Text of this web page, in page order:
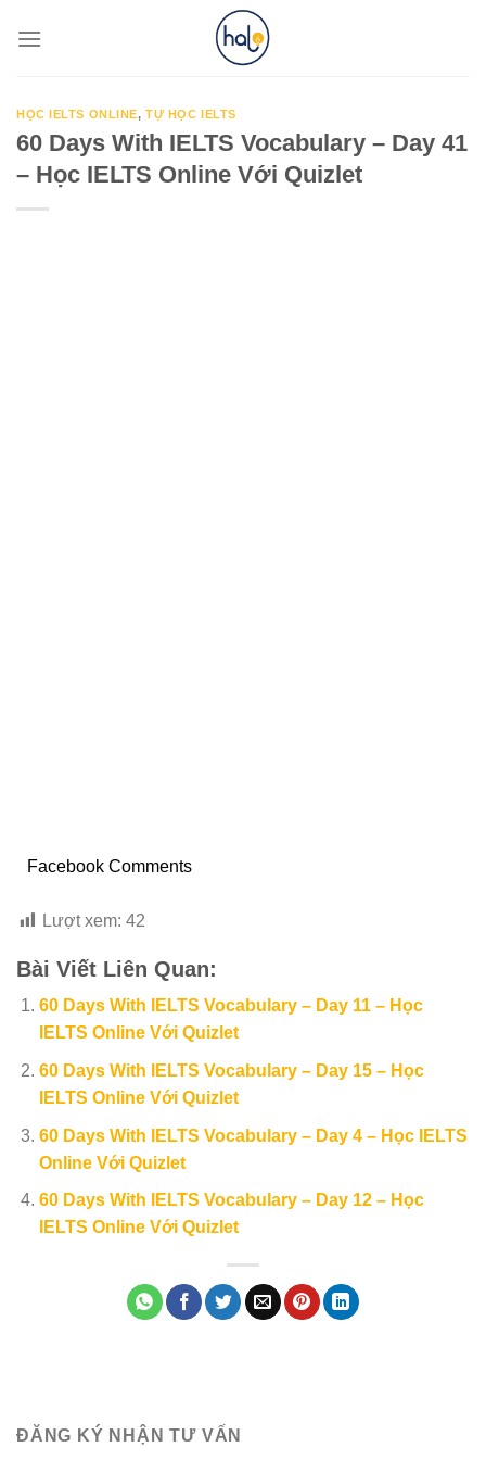
HỌC IELTS ONLINE,TỰ HỌC IELTS
60 Days With IELTS Vocabulary – Day 41
– Học IELTS Online Với Quizlet
Facebook Comments
Lượt xem: 42
Bài Viết Liên Quan:
60 Days With IELTS Vocabulary – Day 11 – Học
IELTS Online Với Quizlet
60 Days With IELTS Vocabulary – Day 15 – Học
IELTS Online Với Quizlet
60 Days With IELTS Vocabulary – Day 4 – Học IELTS
Online Với Quizlet
60 Days With IELTS Vocabulary – Day 12 – Học
IELTS Online Với Quizlet
ĐĂNG KÝ NHẬN TƯ VẤN